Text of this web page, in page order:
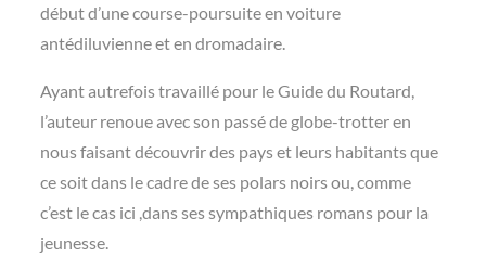
début d’une course-poursuite en voiture
antédiluvienne et en dromadaire.
Ayant autrefois travaillé pour le Guide du Routard,
l’auteur renoue avec son passé de globe-trotter en
nous faisant découvrir des pays et leurs habitants que
ce soit dans le cadre de ses polars noirs ou, comme
c’est le cas ici ,dans ses sympathiques romans pour la
jeunesse.